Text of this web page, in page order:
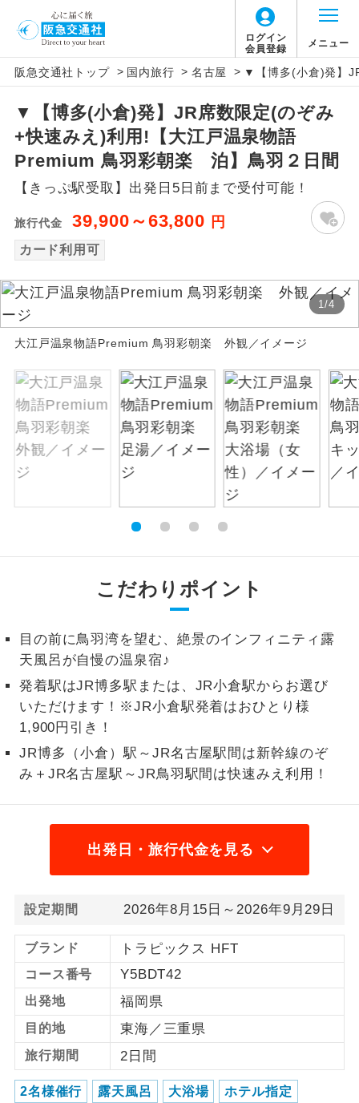
ログイン
会員登録
メニュー
阪急交通社トップ > 国内旅行 > 名古屋 > ▼【博多(小倉)発】
▼【博多(小倉)発】JR席数限定(のぞみ
+快速みえ)利用!【大江戸温泉物語
Premium 鳥羽彩朝楽 泊】鳥羽２日間
【きっぷ駅受取】出発日5日前まで受付可能！
旅行代金 39,900～63,800 円
カード利用可
1/4
大江戸温泉物語Premium 鳥羽彩朝楽 外観／イメージ
こだわりポイント
目の前に鳥羽湾を望む、絶景のインフィニティ露
天風呂が自慢の温泉宿♪
発着駅はJR博多駅または、JR小倉駅からお選び
いただけます！※JR小倉駅発着はおひとり様
1,900円引き！
JR博多（小倉）駅～JR名古屋駅間は新幹線のぞ
み＋JR名古屋駅～JR鳥羽駅間は快速みえ利用！
出発日・旅行代金を見る
設定期間 2026年8月15日～2026年9月29日
ブランド トラピックス HFT
コース番号 Y5BDT42
出発地 福岡県
目的地 東海／三重県
旅行期間 2日間
2名様催行 露天風呂 大浴場 ホテル指定
アイコン 説明
添乗員同行
往路出発空港（駅）から復路到着空港
（駅）まで同行します。
現地添乗員同
行
現地到着空港（駅）から最終日出発空港
（駅）まで添乗員が同行します。
務
バスガイドが乗務し、車内での観光案内
新コース 初登場のコースです。
世界遺産
然遺産を訪ねるコースです。
絶景 絶景スポットに立ち寄るコースです。
温泉 温泉地にも宿泊するコースです。
ご宿泊ホテルに露天風呂が付いていま
ご宿泊ホテルに大浴場が付いています。
全食事付き
事の心配はいりません。（機内食を除
お部屋食
お部屋にてゆっくりとお召し上がりいた
だけます。
トラベルイヤ
ホン
周りの音を気にせず、ガイドさんの説明
をじっくり聞くことができます。
1名様催行
1名様から出発可能な個人型プランで
す。
2名様催行
おひとり様参
おひとり様限定でご参加いただけるコー
1名様1室同代
金
1名様1室利用でも追加料金がかからない
ご夫婦限定
す。
女性限定
女性限定でご参加いただけるコースで
す。
年齢制限あり
ご参加にあたり年齢に制限があるコース